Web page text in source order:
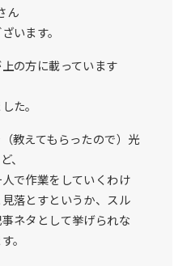
ん
います。
の方に載っています
た。
教えてもらったので）光
、
で作業をしていくわけ
落とすというか、スル
ネタとして挙げられな
。